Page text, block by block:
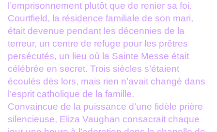
l’emprisonnement plutôt que de renier sa foi.
Courtfield, la résidence familiale de son mari,
était devenue pendant les décennies de la
terreur, un centre de refuge pour les prêtres
persécutés, un lieu où la Sainte Messe était
célébrée en secret. Trois siècles s’étaient
écoulés dès lors, mais rien n’avait changé dans
l’esprit catholique de la famille.
Convaincue de la puissance d’une fidèle prière
silencieuse, Eliza Vaughan consacrait chaque